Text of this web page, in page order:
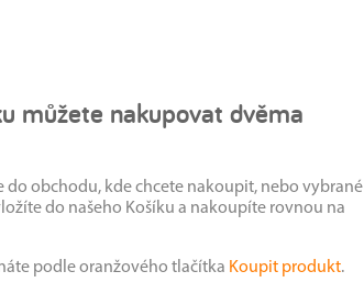
můžete nakupovat dvěma
do obchodu, kde chcete nakoupit, nebo vybrané
do našeho Košíku a nakoupíte rovnou na
podle oranžového tlačítka Koupit produkt.